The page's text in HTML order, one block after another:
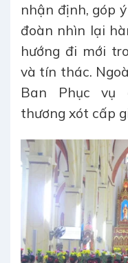
nhận định, góp
đoàn nhìn lại
hướng đi mới
và tín thác.
Ban Phục vụ
thương xót cấp